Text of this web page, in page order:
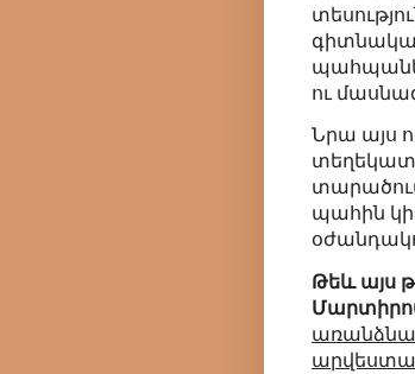
ու
Նրա այս
պահին
Թեև այս